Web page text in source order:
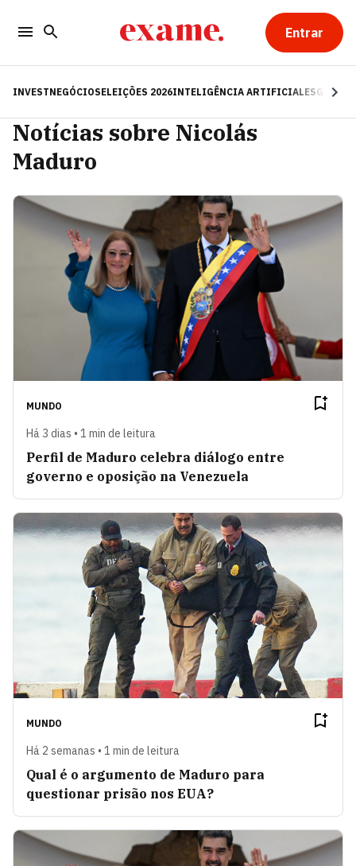
Entrar
INVESTNEGÓCIOSELEIÇÕES 2026INTELIGÊNCIA ARTIFICIALESG
Notícias sobre Nicolás
Maduro
MUNDO
Há 3 dias • 1 min de leitura
Perfil de Maduro celebra diálogo entre
governo e oposição na Venezuela
MUNDO
Há 2 semanas • 1 min de leitura
Qual é o argumento de Maduro para
questionar prisão nos EUA?